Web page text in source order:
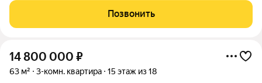
качественным ремонтом под-евро. Развитая инфраструктура,
британская школа, магазины, аптеки,
Позвонить
14 800 000 ₽
63 м² 3-комн. квартира 15 этаж из 18